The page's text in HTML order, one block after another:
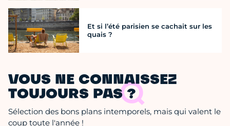
Et si l’été parisien se cachait sur les
quais ?
VOUS NE CONNAISSEZ
TOUJOURS PAS ?
Sélection des bons plans intemporels, mais qui valent le
coup toute l'année !